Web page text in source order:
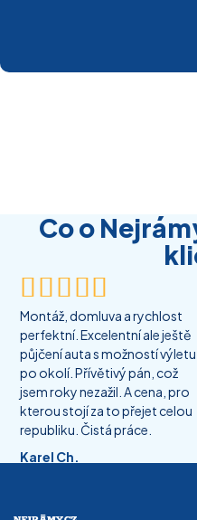
Co o

Montáž, domluva a rychlost
perfektní. Excelentní ale ještě
půjčení auta s možností výletu
po okolí. Přívětivý pán, což
jsem roky nezažil. A cena, pro
kterou stojí za to přejet celou
republiku. Čistá práce.
Karel Ch.